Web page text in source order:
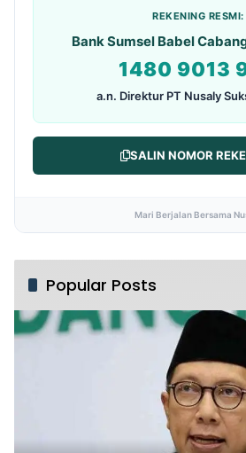
REKENING RESMI:
Bank Sumsel Babel
1480 9013
a.n. Direktur PT Nusaly
SALIN NOMOR
Mari Berjalan Bersama
Popular Posts